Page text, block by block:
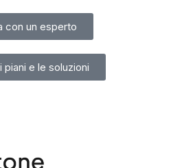
con un esperto
piani e le soluzioni